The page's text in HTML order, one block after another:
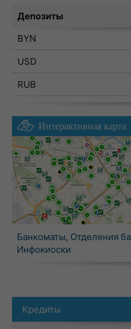
Депозиты
BYN
USD
RUB
Интерактивная карта
Банкоматы, Отделения
Инфокиоски
Кредиты